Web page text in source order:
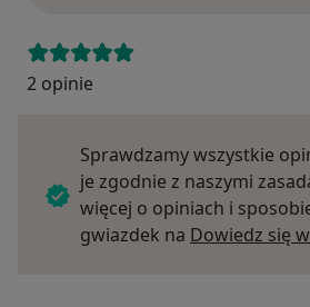
2 opinie
Sprawdzamy wszystkie
je zgodnie z naszymi
więcej o opiniach i
gwiazdek na Dowiedz się